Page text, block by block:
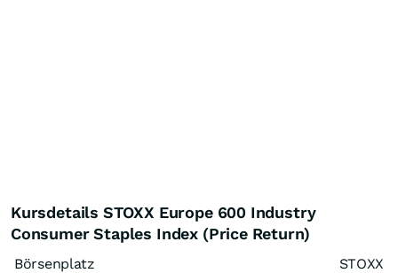
Kursdetails STOXX Europe 600 Industry
Consumer Staples Index (Price Return)
Börsenplatz
STOXX